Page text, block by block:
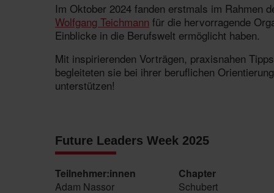
Im Oktober 2024 fanden erstmals im Rahmen
Wolfgang Teichmann für die hervorragende
Einblicke in die Berufswelt ermöglicht haben.
Mit inspirierenden Vorträgen, praxisnahen
begleiteten sie bei ihrer beruflichen
unterstützen!
Future Leaders Week 2025
Teilnehmer:innen
Chapter
Adam Nassor
Schubert